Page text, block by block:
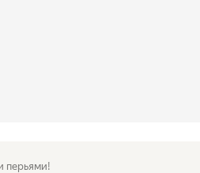
перьями!